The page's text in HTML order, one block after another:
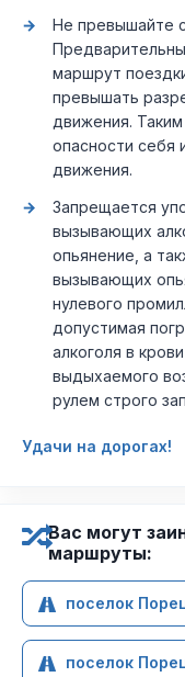
Не превышайте
маршрут
превышать
движения.
опасности себя
движения.
Запрещается
вызывающих
опьянение, а
вызывающих
нулевого
допустимая
алкоголя в
выдыхаемого
рулем строго
Удачи на дорогах!
Вас могут
маршруты:
поселок
поселок